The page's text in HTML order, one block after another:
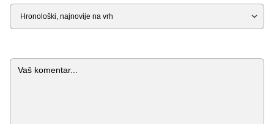
Sortiraj
Komentar